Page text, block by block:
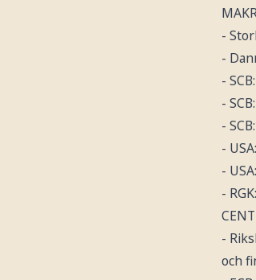
-
-
-
-
-
-
-
-
-
och